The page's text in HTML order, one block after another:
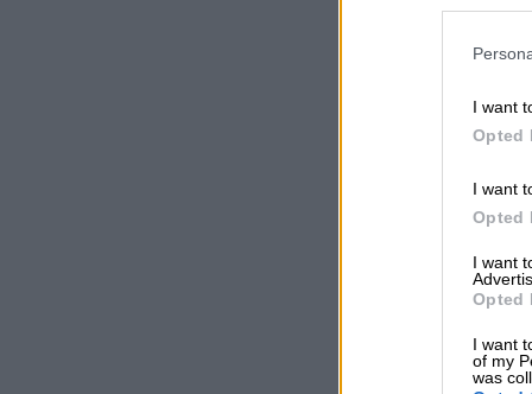
I want
Opted
I want
Opted
I want
Opted
I want
of my
was